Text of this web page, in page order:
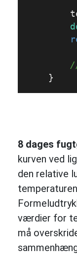
    }
8 dages
kurven ved
den relative
værdier for
må